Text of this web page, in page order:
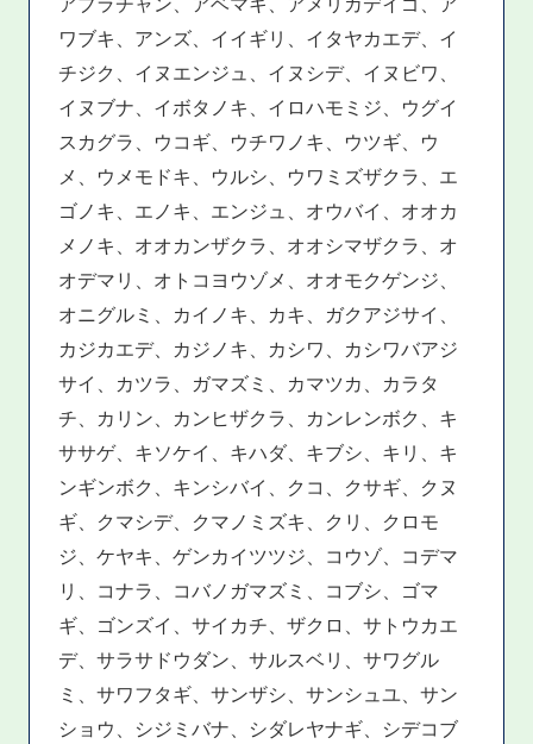
ワブキ、アンズ、イイギリ、イタヤカエデ、イ
チジク、イヌエンジュ、イヌシデ、イヌビワ、
イヌブナ、イボタノキ、イロハモミジ、ウグイ
スカグラ、ウコギ、ウチワノキ、ウツギ、ウ
メ、ウメモドキ、ウルシ、ウワミズザクラ、エ
ゴノキ、エノキ、エンジュ、オウバイ、オオカ
メノキ、オオカンザクラ、オオシマザクラ、オ
オデマリ、オトコヨウゾメ、オオモクゲンジ、
オニグルミ、カイノキ、カキ、ガクアジサイ、
カジカエデ、カジノキ、カシワ、カシワバアジ
サイ、カツラ、ガマズミ、カマツカ、カラタ
チ、カリン、カンヒザクラ、カンレンボク、キ
ササゲ、キソケイ、キハダ、キブシ、キリ、キ
ンギンボク、キンシバイ、クコ、クサギ、クヌ
ギ、クマシデ、クマノミズキ、クリ、クロモ
ジ、ケヤキ、ゲンカイツツジ、コウゾ、コデマ
リ、コナラ、コバノガマズミ、コブシ、ゴマ
ギ、ゴンズイ、サイカチ、ザクロ、サトウカエ
デ、サラサドウダン、サルスベリ、サワグル
ミ、サワフタギ、サンザシ、サンシュユ、サン
ショウ、シジミバナ、シダレヤナギ、シデコブ